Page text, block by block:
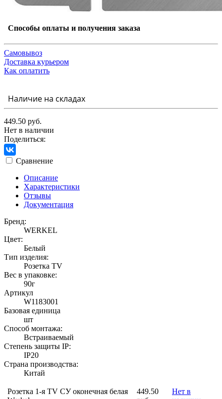
Способы оплаты и получения заказа
Самовывоз
Доставка курьером
Как оплатить
Наличие на складах
449.50 руб.
Нет в наличии
Поделиться:
Сравнение
Описание
Характеристики
Отзывы
Документация
Бренд:
WERKEL
Цвет:
Белый
Тип изделия:
Розетка TV
Вес в упаковке:
90г
Артикул
W1183001
Базовая единица
шт
Способ монтажа:
Встраиваемый
Степень защиты IP:
IP20
Страна производства:
Китай
Розетка 1-я TV СУ оконечная белая
449.50
Нет в